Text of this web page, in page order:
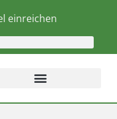
einreichen